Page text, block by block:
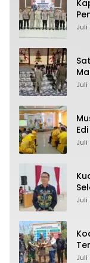
Juli
Juli
Juli
Juli
Juli